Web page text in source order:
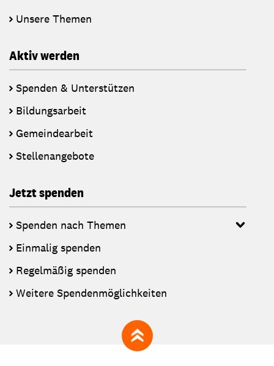
Unsere Themen
Aktiv werden
Spenden & Unterstützen
Bildungsarbeit
Gemeindearbeit
Stellenangebote
Jetzt spenden
Spenden nach Themen
Einmalig spenden
Regelmäßig spenden
Weitere Spendenmöglichkeiten
zum Seitenanfang